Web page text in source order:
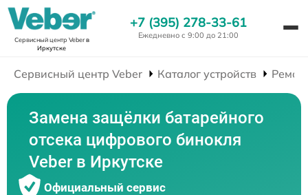
Сервисный центр Veberв
Иркутске
+7 (395) 278-33-61
Ежедневно с 9:00 до 21:00
Сервисный центр Veber Каталог устройств
Замена защёлки батарейного
отсека цифрового бинокля
Veber в Иркутске
Официальный сервис